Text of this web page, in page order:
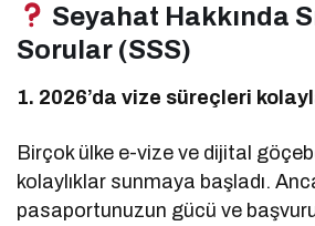
Seyahat Hakkında
Sorular (SSS)
1. 2026’da vize süreçleri
Birçok ülke e-vize ve dijital
kolaylıklar sunmaya başladı.
pasaportunuzun gücü ve